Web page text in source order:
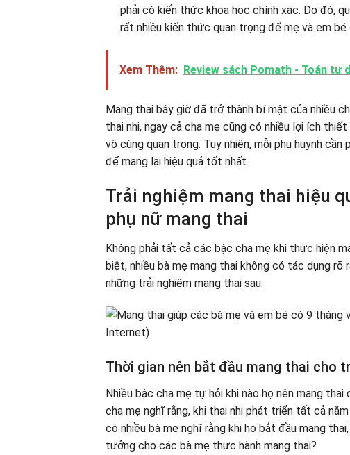
phải có kiến ​​thức khoa học chính xác. Do đó,
rất nhiều kiến ​​thức quan trọng để mẹ và em
Xem Thêm: Review sách Pomath - Toán
Mang thai bây giờ đã trở thành bí mật của nhiều
thai nhi, ngay cả cha mẹ cũng có nhiều lợi ích
vô cùng quan trọng. Tuy nhiên, mỗi phụ huynh
để mang lại hiệu quả tốt nhất.
Trải nghiệm mang thai hiệu
phụ nữ mang thai
Không phải tất cả các bậc cha mẹ khi thực hiện
biệt, nhiều bà mẹ mang thai không có tác dụng rõ
những trải nghiệm mang thai sau:
Thời gian nên bắt đầu mang thai cho
Nhiều bậc cha mẹ tự hỏi khi nào họ nên mang
cha mẹ nghĩ rằng, khi thai nhi phát triển tất cả
có nhiều bà mẹ nghĩ rằng khi họ bắt đầu mang
tưởng cho các bà mẹ thực hành mang thai?